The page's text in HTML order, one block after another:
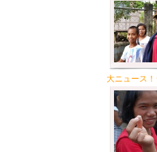
大ニュース